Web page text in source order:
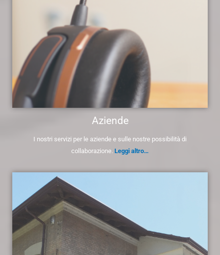
Aziende
I nostri servizi per le aziende e sulle nostre possibilità di
collaborazione. Leggi altro…